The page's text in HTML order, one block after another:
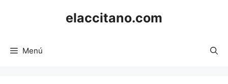
elaccitano.com
Menú